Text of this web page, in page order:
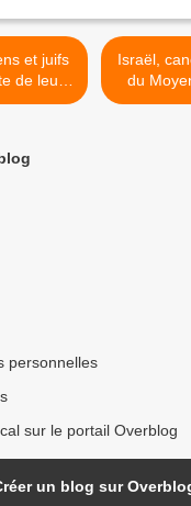
de leur
Israël,
du
personnelles
sur le portail Overblog
un blog sur